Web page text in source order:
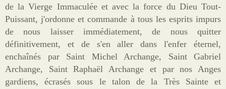
de la Vierge Immaculée et avec la force du Dieu Tout-
Puissant, j'ordonne et commande à tous les esprits impurs
de nous laisser immédiatement, de nous quitter
définitivement, et de s'en aller dans l'enfer éternel,
enchaînés par Saint Michel Archange, Saint Gabriel
Archange, Saint Raphaël Archange et par nos Anges
gardiens, écrasés sous le talon de la Très Sainte et